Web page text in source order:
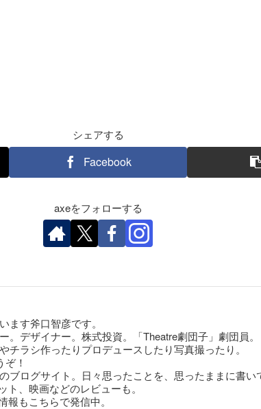
シェアする
Facebook
axeをフォローする
ます斧口智彦です。
。デザイナー。株式投資。「Theatre劇団子」劇団員。
チラシ作ったりプロデュースしたり写真撮ったり。
！
ブログサイト。日々思ったことを、思ったままに書
ト、映画などのレビューも。
報もこちらで発信中。